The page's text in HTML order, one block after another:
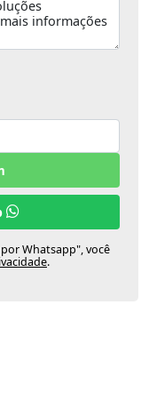
Whatsapp", você
.